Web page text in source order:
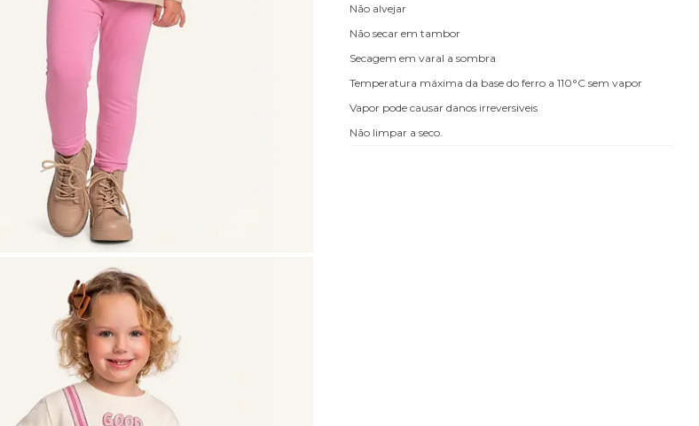
Não alvejar
Não secar em tambor
Secagem em varal a sombra
Temperatura máxima da base do ferro a 110°C sem vapor
Vapor pode causar danos irreversiveis
Não limpar a seco.